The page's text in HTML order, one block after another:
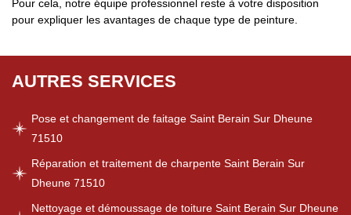
Pour cela, notre équipe professionnel reste à votre disposition
pour expliquer les avantages de chaque type de peinture.
AUTRES SERVICES
Pose et changement de faitage Saint Berain Sur Dheune
71510
Réparation et traitement de charpente Saint Berain Sur
Dheune 71510
Nettoyage et démoussage de toiture Saint Berain Sur Dheune